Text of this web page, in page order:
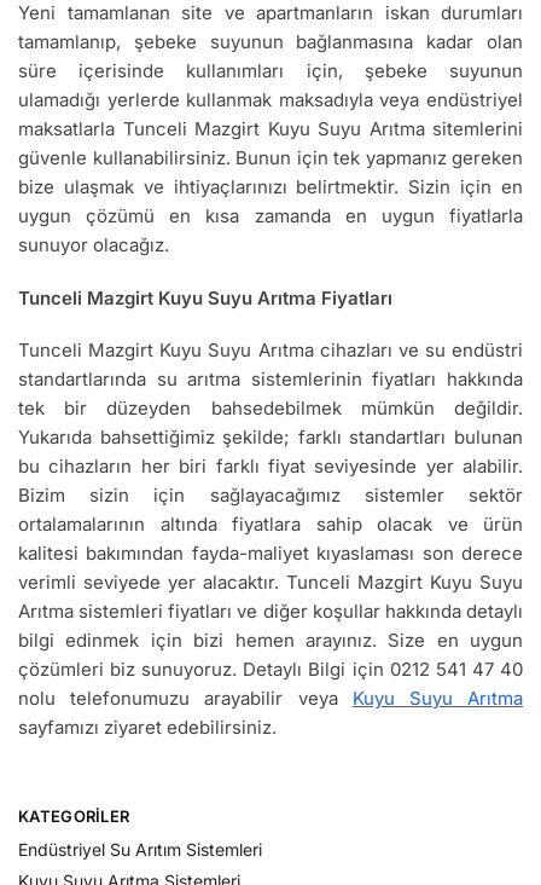
Yeni tamamlanan site ve apartmanların iskan durumları
tamamlanıp, şebeke suyunun bağlanmasına kadar olan
süre içerisinde kullanımları için, şebeke suyunun
ulamadığı yerlerde kullanmak maksadıyla veya endüstriyel
maksatlarla Tunceli Mazgirt Kuyu Suyu Arıtma sitemlerini
güvenle kullanabilirsiniz. Bunun için tek yapmanız gereken
bize ulaşmak ve ihtiyaçlarınızı belirtmektir. Sizin için en
uygun çözümü en kısa zamanda en uygun fiyatlarla
sunuyor olacağız.
Tunceli Mazgirt Kuyu Suyu Arıtma Fiyatları
Tunceli Mazgirt Kuyu Suyu Arıtma cihazları ve su endüstri
standartlarında su arıtma sistemlerinin fiyatları hakkında
tek bir düzeyden bahsedebilmek mümkün değildir.
Yukarıda bahsettiğimiz şekilde; farklı standartları bulunan
bu cihazların her biri farklı fiyat seviyesinde yer alabilir.
Bizim sizin için sağlayacağımız sistemler sektör
ortalamalarının altında fiyatlara sahip olacak ve ürün
kalitesi bakımından fayda-maliyet kıyaslaması son derece
verimli seviyede yer alacaktır. Tunceli Mazgirt Kuyu Suyu
Arıtma sistemleri fiyatları ve diğer koşullar hakkında detaylı
bilgi edinmek için bizi hemen arayınız. Size en uygun
çözümleri biz sunuyoruz. Detaylı Bilgi için 0212 541 47 40
nolu telefonumuzu arayabilir veya Kuyu Suyu Arıtma
sayfamızı ziyaret edebilirsiniz.
KATEGORILER
Endüstriyel Su Arıtım Sistemleri
Kuyu Suyu Arıtma Sistemleri